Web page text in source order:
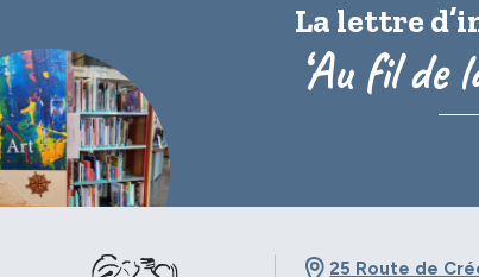
La lettre
‘Au fil de
25 Route de